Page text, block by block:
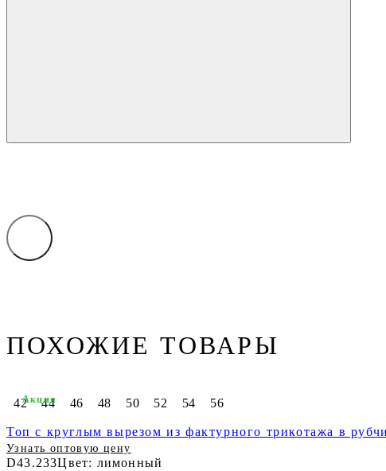
ПОХОЖИЕ ТОВАРЫ
42 44 46 48 50 52 54 56
Топ с круглым вырезом из фактурного трикотажа в
Узнать оптовую цену
D43.233Цвет: лимонный
Акция